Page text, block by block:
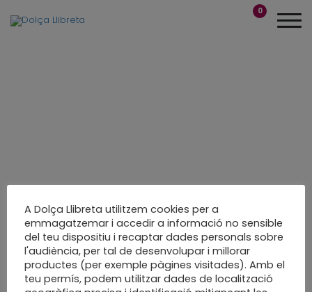
0
Quadern el meu
primer viatge
A Dolça Llibreta utilitzem cookies per a
emmagatzemar i accedir a informació no sensible
del teu dispositiu i recaptar dades personals sobre
l'audiència, per tal de desenvolupar i millorar
productes (per exemple pàgines visitades). Amb el
teu permís, podem utilitzar dades de localització